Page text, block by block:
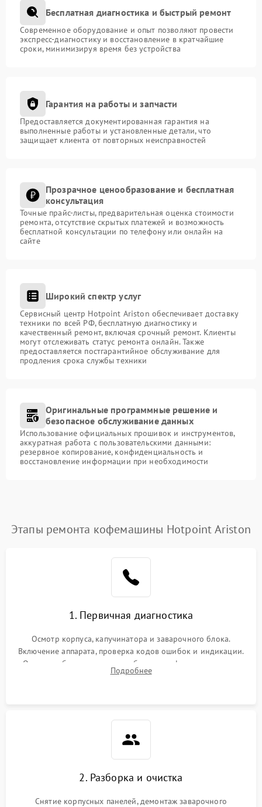
Бесплатная диагностика и быстрый ремонт
Современное оборудование и опыт позволяют провести
экспресс-диагностику и восстановление в кратчайшие
сроки, минимизируя время без устройства
Гарантия на работы и запчасти
Предоставляется документированная гарантия на
выполненные работы и установленные детали, что
защищает клиента от повторных неисправностей
Прозрачное ценообразование и бесплатная
консультация
Точные прайс-листы, предварительная оценка стоимости
ремонта, отсутствие скрытых платежей и возможность
бесплатной консультации по телефону или онлайн на
сайте
Широкий спектр услуг
Сервисный центр Hotpoint Ariston обеспечивает доставку
техники по всей РФ, бесплатную диагностику и
качественный ремонт, включая срочный ремонт. Клиенты
могут отслеживать статус ремонта онлайн. Также
предоставляется постгарантийное обслуживание для
продления срока службы техники
Оригинальные программные решение и
безопасное обслуживание данных
Использование официальных прошивок и инструментов,
аккуратная работа с пользовательскими данными:
резервное копирование, конфиденциальность и
восстановление информации при необходимости
Этапы ремонта кофемашины Hotpoint Ariston
1. Первичная диагностика
Осмотр корпуса, капучинатора и заварочного блока.
Включение аппарата, проверка кодов ошибок и индикации.
Оценка работы помпы, термоблока и кофемолки на слух.
Измерение температуры и давления воды для выявления
Подробнее
2. Разборка и очистка
Снятие корпусных панелей, демонтаж заварочного